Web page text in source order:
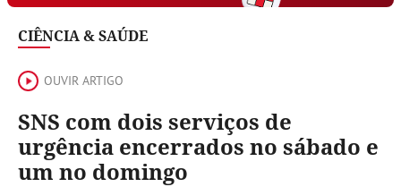
CIÊNCIA & SAÚDE
OUVIR ARTIGO
SNS com dois serviços de
urgência encerrados no sábado e
um no domingo